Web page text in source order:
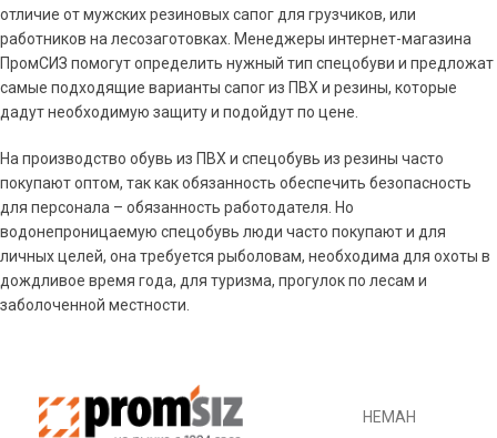
отличие от мужских резиновых сапог для грузчиков, или
работников на лесозаготовках. Менеджеры интернет-магазина
ПромСИЗ помогут определить нужный тип спецобуви и предложат
самые подходящие варианты сапог из ПВХ и резины, которые
дадут необходимую защиту и подойдут по цене.
На производство обувь из ПВХ и спецобувь из резины часто
покупают оптом, так как обязанность обеспечить безопасность
для персонала – обязанность работодателя. Но
водонепроницаемую спецобувь люди часто покупают и для
личных целей, она требуется рыболовам, необходима для охоты в
дождливое время года, для туризма, прогулок по лесам и
заболоченной местности.
НЕМАН